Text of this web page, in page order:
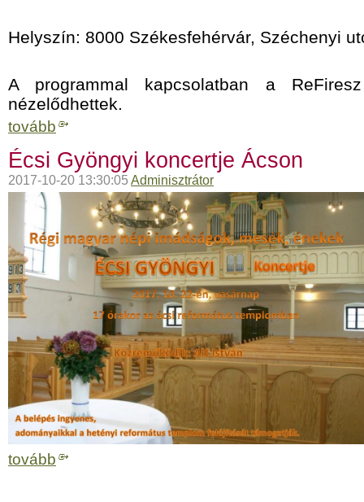
Helyszín: 8000 Székesfehérvár, Széchenyi
A programmal kapcsolatban a
nézelődhettek.
tovább
Écsi Gyöngyi koncertje Ácson
2017-10-20 13:30:05 Adminisztrátor
tovább